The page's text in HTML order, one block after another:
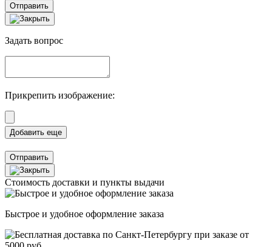
Отправить
Задать вопрос
Прикрепить изображение:
Отправить
Стоимость доставки и пункты выдачи
Быстрое и удобное оформление заказа